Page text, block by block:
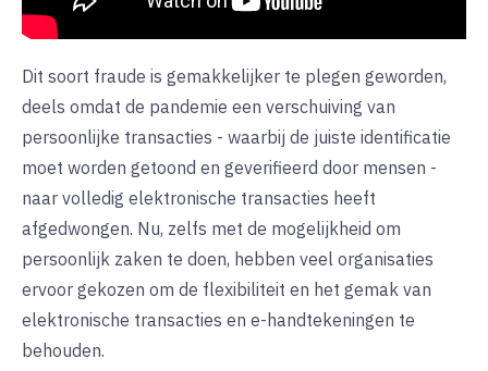
Dit soort fraude is gemakkelijker te plegen geworden,
deels omdat de pandemie een verschuiving van
persoonlijke transacties - waarbij de juiste identificatie
moet worden getoond en geverifieerd door mensen -
naar volledig elektronische transacties heeft
afgedwongen. Nu, zelfs met de mogelijkheid om
persoonlijk zaken te doen, hebben veel organisaties
ervoor gekozen om de flexibiliteit en het gemak van
elektronische transacties en e-handtekeningen te
behouden.